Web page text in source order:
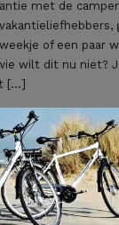
met de
of een paar
wilt dit nu niet?
[…]